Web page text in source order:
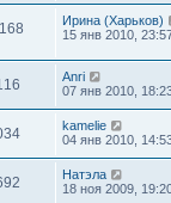
Ирина (Харьков)
15 янв 2010,
Anri
07 янв 2010,
kamelie
04 янв 2010,
Натэла
18 ноя 2009,